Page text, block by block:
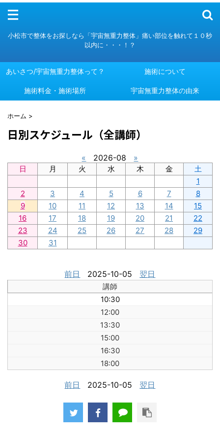
メニュー
あいさつ/宇宙無重力整体って？
施術料金・施術場所
宇宙無重力整体の由来
小松市で整体をお探しなら「宇宙無重力整体」痛い部位を触れて１０秒
以内に・・・！？
あいさつ/宇宙無重力整体って？ 施術について
施術料金・施術場所 宇宙無重力整体の由来
ホーム >
日別スケジュール（全講師）
« 2026-08 »
日 月 火 水 木 金
土
1
2
3 4 5 6 7
8
9
10 11 12 13 14
15
16
17 18 19 20 21
22
23
24 25 26 27 28
29
30
31
前日 2025-10-05 翌日
講師
10:30
12:00
13:30
15:00
16:30
18:00
前日 2025-10-05 翌日